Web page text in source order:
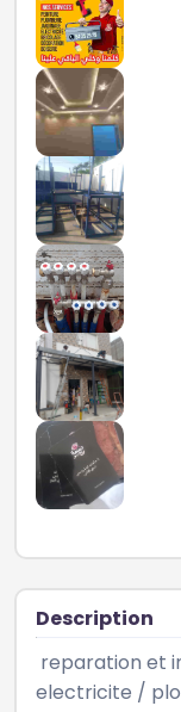
Description
electricite /